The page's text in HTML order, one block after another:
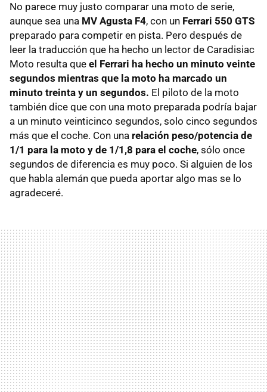
No parece muy justo comparar una moto de serie,
aunque sea una MV Agusta F4, con un Ferrari 550 GTS
preparado para competir en pista. Pero después de
leer la traducción que ha hecho un lector de Caradisiac
Moto resulta que el Ferrari ha hecho un minuto veinte
segundos mientras que la moto ha marcado un
minuto treinta y un segundos. El piloto de la moto
también dice que con una moto preparada podría bajar
a un minuto veinticinco segundos, solo cinco segundos
más que el coche. Con una relación peso/potencia de
1/1 para la moto y de 1/1,8 para el coche, sólo once
segundos de diferencia es muy poco. Si alguien de los
que habla alemán que pueda aportar algo mas se lo
agradeceré.